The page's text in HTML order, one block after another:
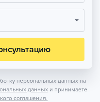
персональных данных на
данных и принимаете
соглашения.